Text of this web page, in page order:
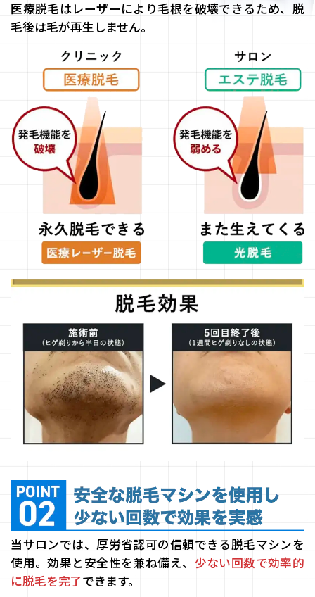
医療脱毛はレーザーにより毛根を破壊できるため、脱
毛後は毛が再生しません。
当サロンでは、厚労省認可の信頼できる脱毛マシンを
使用。効果と安全性を兼ね備え、 少ない回数で効率的
に脱毛を完了できます。